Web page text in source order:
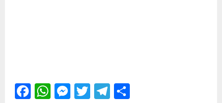
Facebook
WhatsApp
Messenger
TwitterTelegram